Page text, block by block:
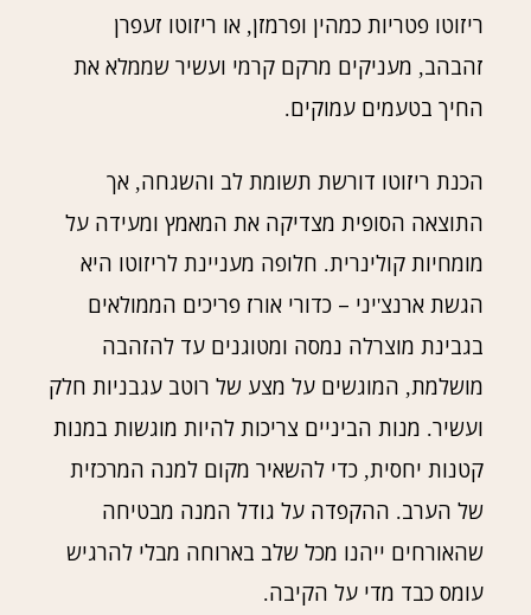
ריזוטו פטריות כמהין ופרמזן, או ריזוטו זעפרן
זהבהב, מעניקים מרקם קרמי ועשיר שממלא את
החיך בטעמים עמוקים.
הכנת ריזוטו דורשת תשומת לב והשגחה, אך
התוצאה הסופית מצדיקה את המאמץ ומעידה על
מומחיות קולינרית. חלופה מעניינת לריזוטו היא
הגשת ארנצ'יני – כדורי אורז פריכים הממולאים
בגבינת מוצרלה נמסה ומטוגנים עד להזהבה
מושלמת, המוגשים על מצע של רוטב עגבניות חלק
ועשיר. מנות הביניים צריכות להיות מוגשות במנות
קטנות יחסית, כדי להשאיר מקום למנה המרכזית
של הערב. ההקפדה על גודל המנה מבטיחה
שהאורחים ייהנו מכל שלב בארוחה מבלי להרגיש
עומס כבד מדי על הקיבה.